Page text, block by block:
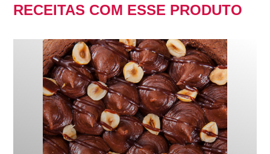
RECEITAS COM ESSE PRODUTO